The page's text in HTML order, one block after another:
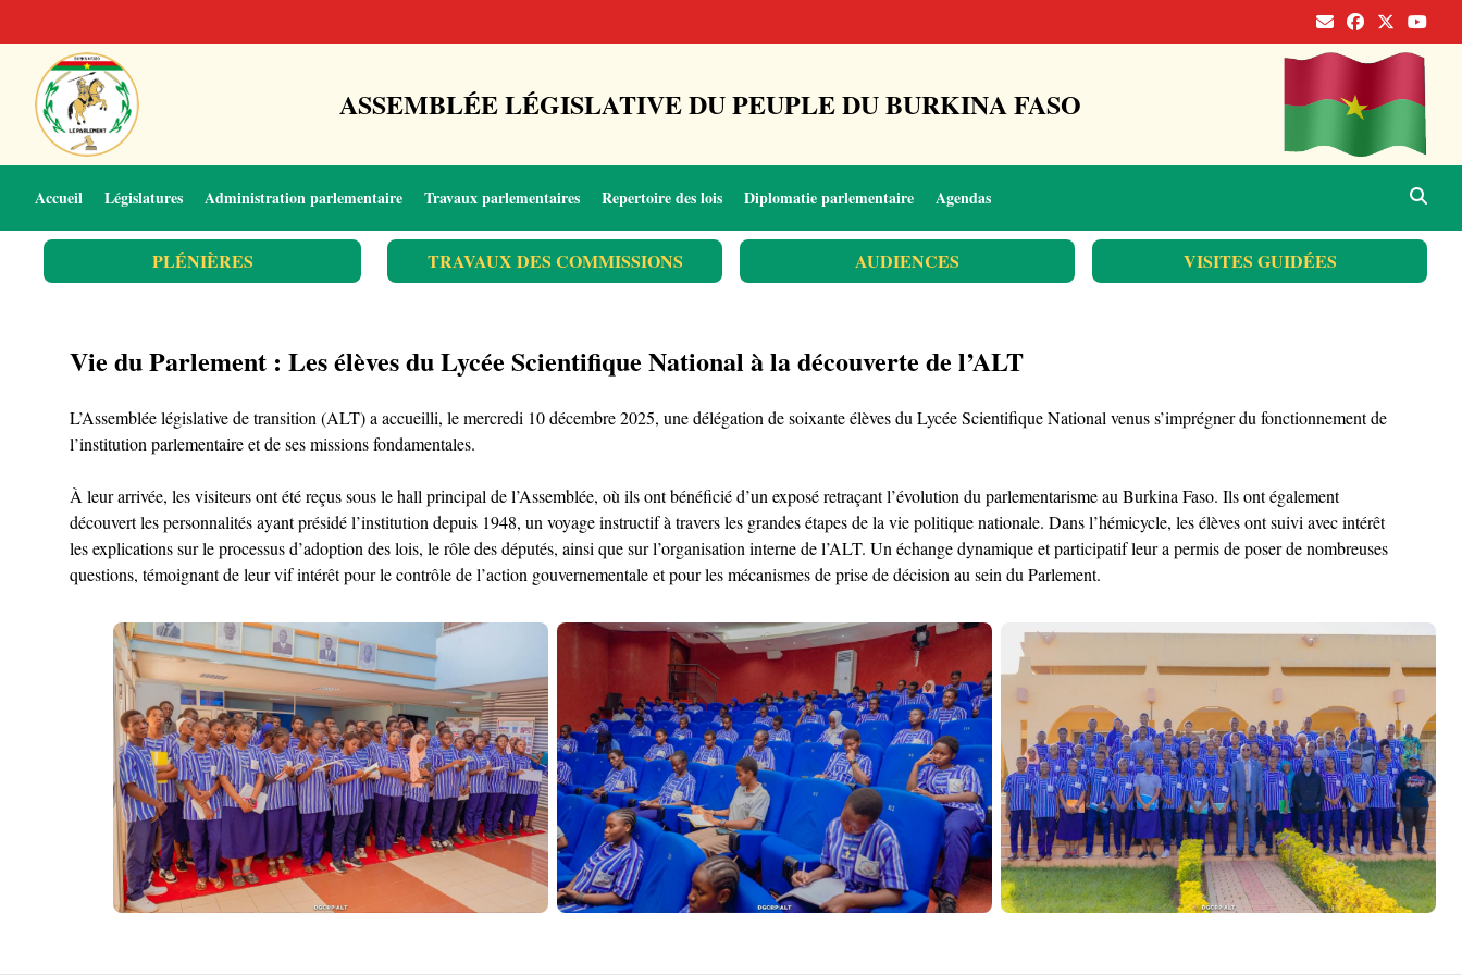
ASSEMBLÉE LÉGISLATIVE DU PEUPLE DU BURKINA FASO
Accueil Législatures Administration parlementaire Travaux parlementaires Repertoire des lois Diplomatie parlementaire Agendas
PLÉNIÈRES TRAVAUX DES COMMISSIONS AUDIENCES VISITES GUIDÉES
Vie du Parlement : Les élèves du Lycée Scientifique National à la découverte de l’ALT
L’Assemblée législative de transition (ALT) a accueilli, le mercredi 10 décembre 2025, une délégation de soixante élèves du Lycée Scientifique National venus s’imprégner du fonctionnement de
l’institution parlementaire et de ses missions fondamentales.
À leur arrivée, les visiteurs ont été reçus sous le hall principal de l’Assemblée, où ils ont bénéficié d’un exposé retraçant l’évolution du parlementarisme au Burkina Faso. Ils ont également
découvert les personnalités ayant présidé l’institution depuis 1948, un voyage instructif à travers les grandes étapes de la vie politique nationale. Dans l’hémicycle, les élèves ont suivi avec intérêt
les explications sur le processus d’adoption des lois, le rôle des députés, ainsi que sur l’organisation interne de l’ALT. Un échange dynamique et participatif leur a permis de poser de nombreuses
questions, témoignant de leur vif intérêt pour le contrôle de l’action gouvernementale et pour les mécanismes de prise de décision au sein du Parlement.